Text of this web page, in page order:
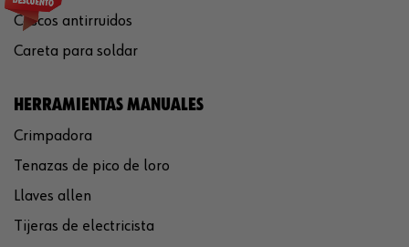
Cascos antirruidos
Careta para soldar
HERRAMIENTAS MANUALES
Crimpadora
Tenazas de pico de loro
Llaves allen
Tijeras de electricista